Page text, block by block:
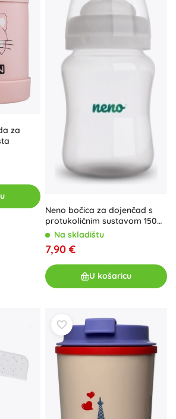
za
Neno bočica za dojenčad s
protukoličnim sustavom 150
ml, 0 m+
Na skladištu
7,90 €
U košaricu